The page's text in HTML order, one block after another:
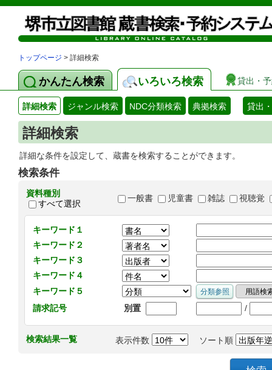
トップページ > 詳細検索
かんたん検索 いろいろ検索 貸出・
詳細検索 ジャンル検索 NDC分類検索 典拠検索 貸出
詳細検索
詳細な条件を設定して、蔵書を検索することができます。
検索条件
資料種別
すべて選択
一般書 児童書 雑誌 視聴覚
キーワード１
キーワード２
キーワード３
キーワード４
キーワード５
請求記号
別置 /
検索結果一覧 表示件数 ソート順